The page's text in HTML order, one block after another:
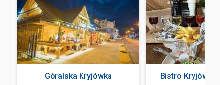
Góralska Kryjówka Bistro Kryjówka